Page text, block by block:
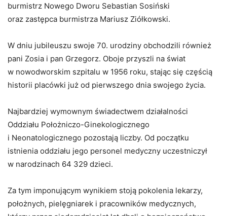
burmistrz Nowego Dworu Sebastian Sosiński
oraz zastępca burmistrza Mariusz Ziółkowski.
W dniu jubileuszu swoje 70. urodziny obchodzili również
pani Zosia i pan Grzegorz. Oboje przyszli na świat
w nowodworskim szpitalu w 1956 roku, stając się częścią
historii placówki już od pierwszego dnia swojego życia.
Najbardziej wymownym świadectwem działalności
Oddziału Położniczo-Ginekologicznego
i Neonatologicznego pozostają liczby. Od początku
istnienia oddziału jego personel medyczny uczestniczył
w narodzinach 64 329 dzieci.
Za tym imponującym wynikiem stoją pokolenia lekarzy,
położnych, pielęgniarek i pracowników medycznych,